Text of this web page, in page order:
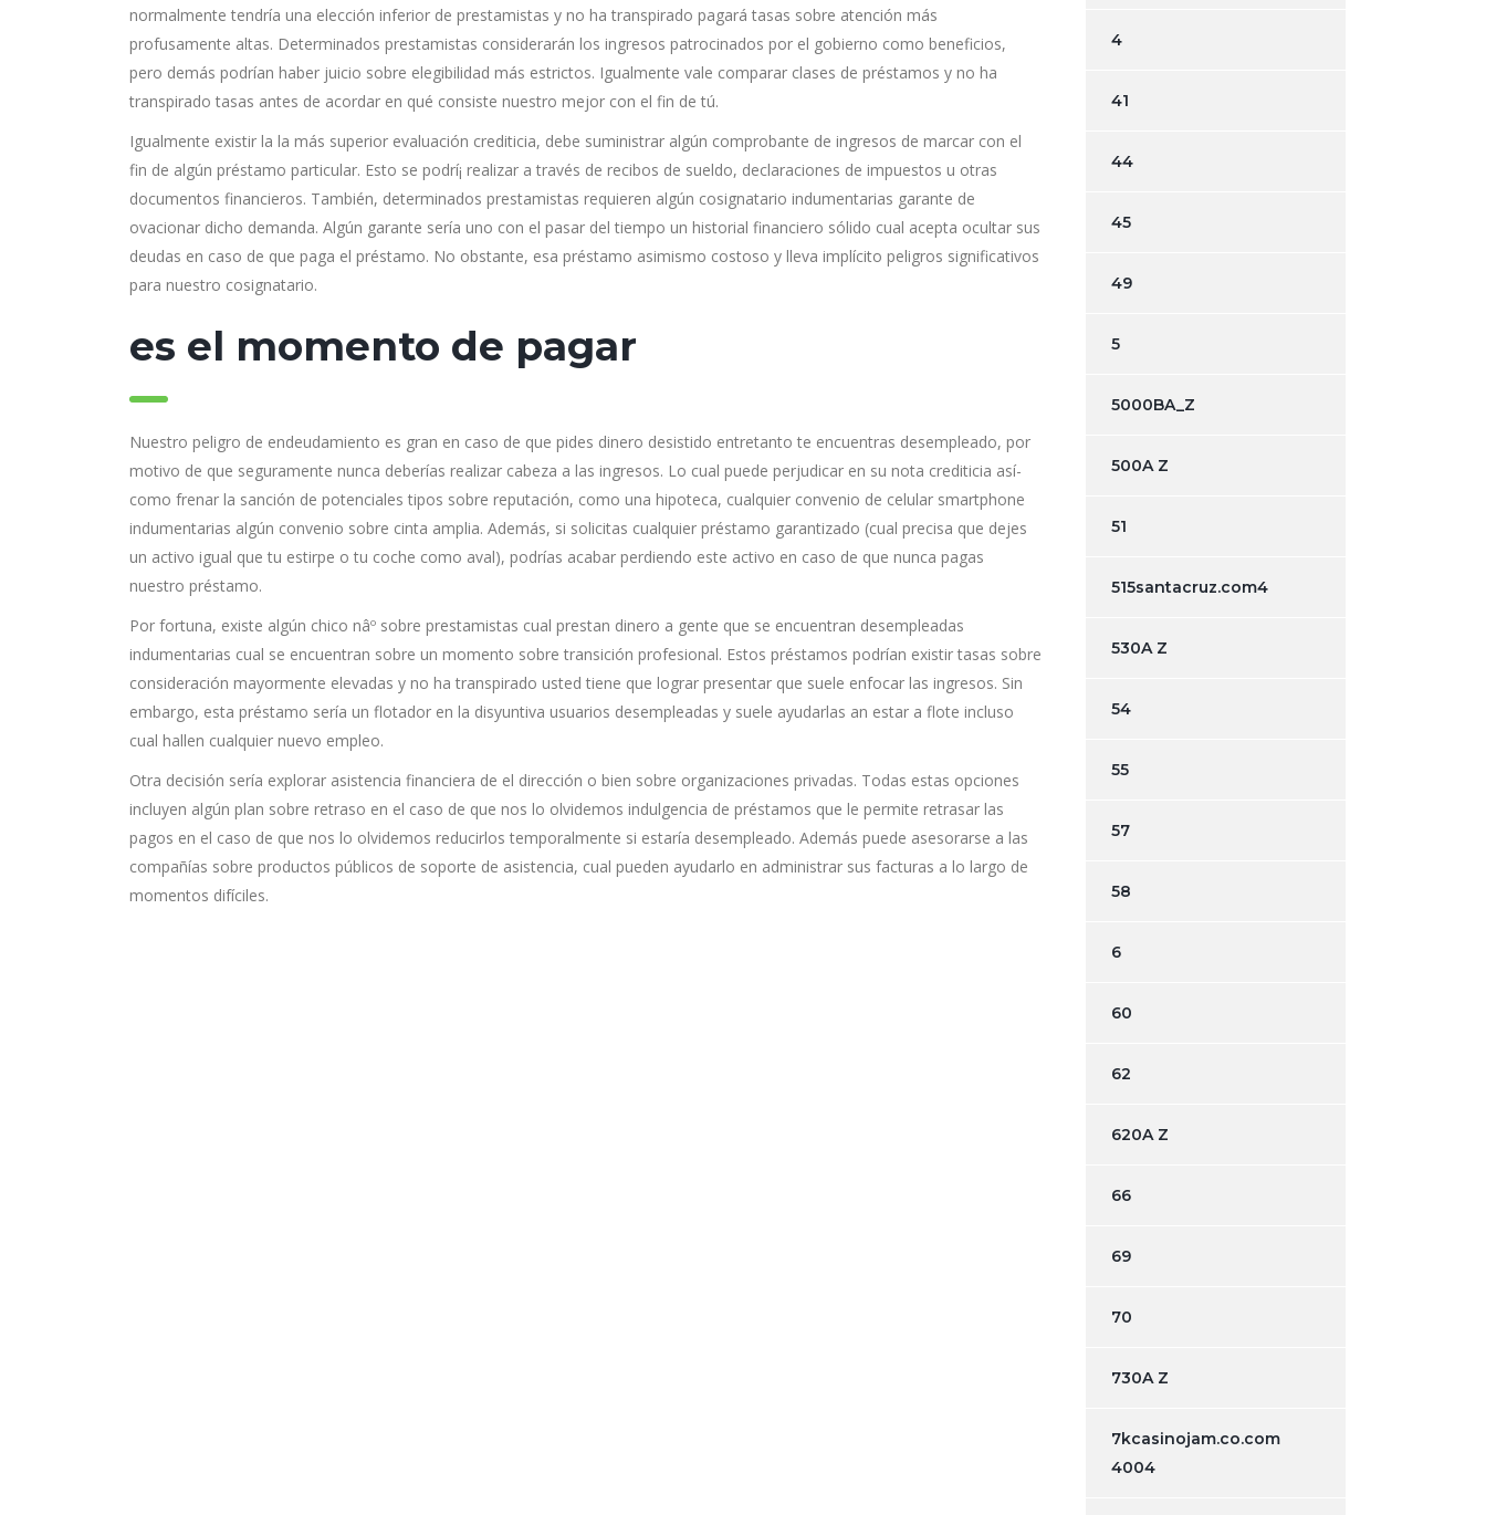
normalmente tendría una elección inferior de prestamistas y no ha transpirado pagará tasas sobre atención más
profusamente altas. Determinados prestamistas considerarán los ingresos patrocinados por el gobierno como beneficios,
pero demás podrían haber juicio sobre elegibilidad más estrictos. Igualmente vale comparar clases de préstamos y no ha
transpirado tasas antes de acordar en qué consiste nuestro mejor con el fin de tú.
Igualmente existir la la más superior evaluación crediticia, debe suministrar algún comprobante de ingresos de marcar con el
fin de algún préstamo particular. Esto se podrí¡ realizar a través de recibos de sueldo, declaraciones de impuestos u otras
documentos financieros. También, determinados prestamistas requieren algún cosignatario indumentarias garante de
ovacionar dicho demanda. Algún garante serí­a uno con el pasar del tiempo un historial financiero sólido cual acepta ocultar sus
deudas en caso de que paga el préstamo. No obstante, esa préstamo asimismo costoso y lleva implícito peligros significativos
para nuestro cosignatario.
es el momento de pagar
Nuestro peligro de endeudamiento es gran en caso de que pides dinero desistido entretanto te encuentras desempleado, por
motivo de que seguramente nunca deberías realizar cabeza a las ingresos. Lo cual puede perjudicar en su nota crediticia así­
como frenar la sanción de potenciales tipos sobre reputación, como una hipoteca, cualquier convenio de celular smartphone
indumentarias algún convenio sobre cinta amplia. Además, si solicitas cualquier préstamo garantizado (cual precisa que dejes
un activo igual que tu estirpe o tu coche como aval), podrías acabar perdiendo este activo en caso de que nunca pagas
nuestro préstamo.
Por fortuna, existe algún chico nâº sobre prestamistas cual prestan dinero a gente que se encuentran desempleadas
indumentarias cual se encuentran sobre un momento sobre transición profesional. Estos préstamos podrían existir tasas sobre
consideración mayormente elevadas y no ha transpirado usted tiene que lograr presentar que suele enfocar las ingresos. Sin
embargo, esta préstamo serí­a un flotador en la disyuntiva usuarios desempleadas y suele ayudarlas an estar a flote incluso
cual hallen cualquier nuevo empleo.
Otra decisión serí­a explorar asistencia financiera de el dirección o bien sobre organizaciones privadas. Todas estas opciones
incluyen algún plan sobre retraso en el caso de que nos lo olvidemos indulgencia de préstamos que le permite retrasar las
pagos en el caso de que nos lo olvidemos reducirlos temporalmente si estaría desempleado. Además puede asesorarse a las
compañías sobre productos públicos de soporte de asistencia, cual pueden ayudarlo en administrar sus facturas a lo largo de
momentos difíciles.
4
41
44
45
49
5
5000BA_Z
500A Z
51
515santacruz.com4
530A Z
54
55
57
58
6
60
62
620A Z
66
69
70
730A Z
7kcasinojam.co.com
4004